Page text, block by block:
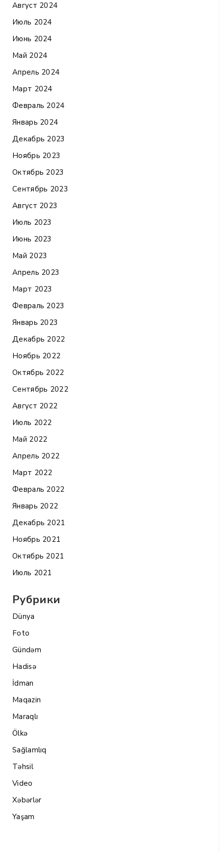
Август 2024
Июль 2024
Июнь 2024
Май 2024
Апрель 2024
Март 2024
Февраль 2024
Январь 2024
Декабрь 2023
Ноябрь 2023
Октябрь 2023
Сентябрь 2023
Август 2023
Июль 2023
Июнь 2023
Май 2023
Апрель 2023
Март 2023
Февраль 2023
Январь 2023
Декабрь 2022
Ноябрь 2022
Октябрь 2022
Сентябрь 2022
Август 2022
Июль 2022
Май 2022
Апрель 2022
Март 2022
Февраль 2022
Январь 2022
Декабрь 2021
Ноябрь 2021
Октябрь 2021
Июль 2021
Рубрики
Dünya
Foto
Gündəm
Hadisə
İdman
Maqazin
Maraqlı
Ölkə
Sağlamlıq
Təhsil
Video
Xəbərlər
Yaşam